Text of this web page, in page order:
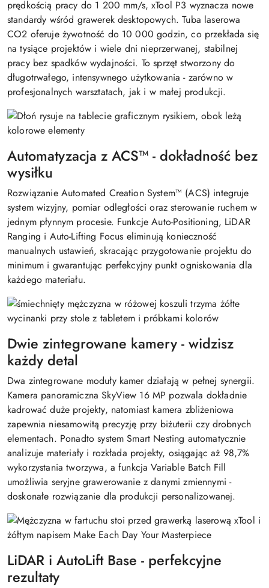
prędkością pracy do 1 200 mm/s, xTool P3 wyznacza nowe
standardy wśród grawerek desktopowych. Tuba laserowa
CO2 oferuje żywotność do 10 000 godzin, co przekłada się
na tysiące projektów i wiele dni nieprzerwanej, stabilnej
pracy bez spadków wydajności. To sprzęt stworzony do
długotrwałego, intensywnego użytkowania - zarówno w
profesjonalnych warsztatach, jak i w małej produkcji.
Automatyzacja z ACS™ - dokładność bez
wysiłku
Rozwiązanie Automated Creation System™ (ACS) integruje
system wizyjny, pomiar odległości oraz sterowanie ruchem w
jednym płynnym procesie. Funkcje Auto-Positioning, LiDAR
Ranging i Auto-Lifting Focus eliminują konieczność
manualnych ustawień, skracając przygotowanie projektu do
minimum i gwarantując perfekcyjny punkt ogniskowania dla
każdego materiału.
Dwie zintegrowane kamery - widzisz
każdy detal
Dwa zintegrowane moduły kamer działają w pełnej synergii.
Kamera panoramiczna SkyView 16 MP pozwala dokładnie
kadrować duże projekty, natomiast kamera zbliżeniowa
zapewnia niesamowitą precyzję przy biżuterii czy drobnych
elementach. Ponadto system Smart Nesting automatycznie
analizuje materiały i rozkłada projekty, osiągając aż 98,7%
wykorzystania tworzywa, a funkcja Variable Batch Fill
umożliwia seryjne grawerowanie z danymi zmiennymi -
doskonałe rozwiązanie dla produkcji personalizowanej.
LiDAR i AutoLift Base - perfekcyjne
rezultaty